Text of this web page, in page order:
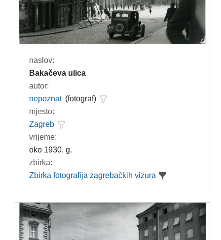
naslov:
Bakačeva ulica
autor:
nepoznat (fotograf)
mjesto:
Zagreb
vrijeme:
oko 1930. g.
zbirka:
Zbirka fotografija zagrebačkih vizura